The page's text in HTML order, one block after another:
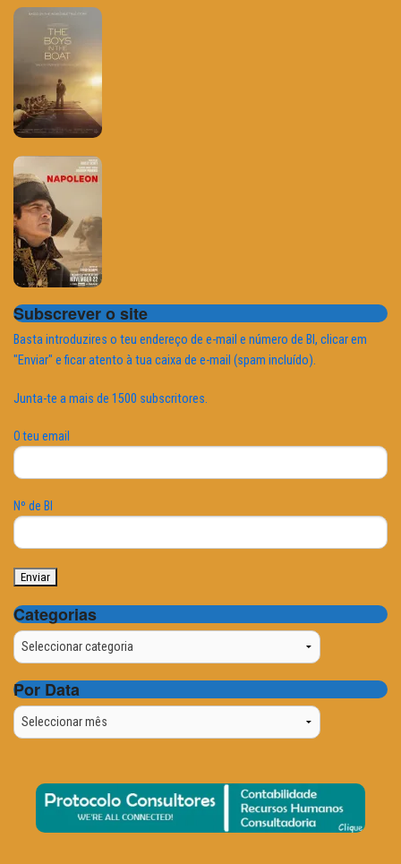
Subscrever o site
Basta introduzires o teu endereço de e-mail e número de BI, clicar em
"Enviar" e ficar atento à tua caixa de e-mail (spam incluído).
Junta-te a mais de 1500 subscritores.
O teu email
Nº de BI
Categorias
Categorias
Por Data
Por
Data